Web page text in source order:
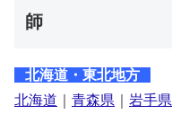
師
北海道・東北地方
北海道
青森県 岩手県